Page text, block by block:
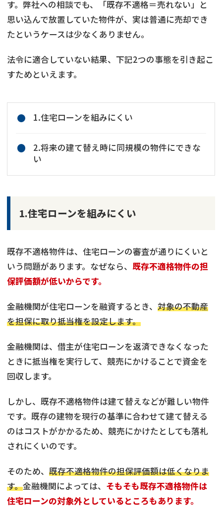
す。弊社への相談でも、「既存不適格＝売れない」と
思い込んで放置していた物件が、実は普通に売却でき
たというケースは少なくありません。
法令に適合していない結果、下記2つの事態を引き起こ
すためといえます。
1.住宅ローンを組みにくい
2.将来の建て替え時に同規模の物件にできな
い
1.住宅ローンを組みにくい
既存不適格物件は、住宅ローンの審査が通りにくいと
いう問題があります。なぜなら、 既存不適格物件の担
保評価額が低いからです。
金融機関が住宅ローンを融資するとき、 対象の不動産
を担保に取り抵当権を設定します。
金融機関は、借主が住宅ローンを返済できなくなった
ときに抵当権を実行して、競売にかけることで資金を
回収します。
しかし、既存不適格物件は建て替えなどが難しい物件
です。既存の建物を現行の基準に合わせて建て替える
のはコストがかかるため、競売にかけたとしても落札
されにくいのです。
そのため、 既存不適格物件の担保評価額は低くなりま
す。金融機関によっては、 そもそも既存不適格物件は
住宅ローンの対象外としているところもあります。